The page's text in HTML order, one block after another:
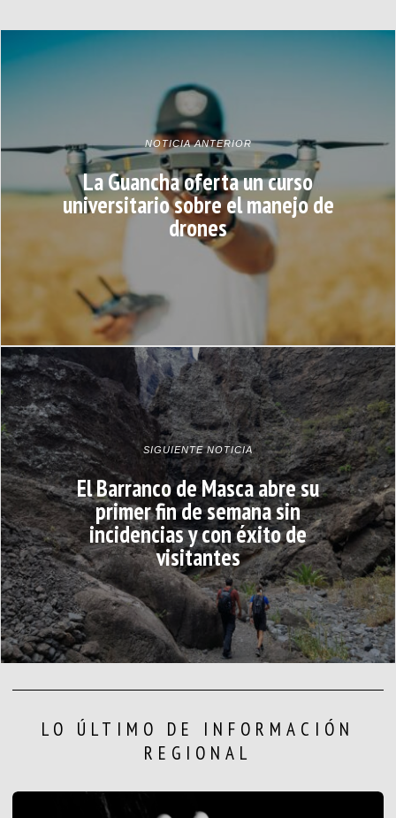
NOTICIA ANTERIOR
La Guancha oferta un curso
universitario sobre el manejo de
drones
SIGUIENTE NOTICIA
El Barranco de Masca abre su
primer fin de semana sin
incidencias y con éxito de
visitantes
LO ÚLTIMO DE INFORMACIÓN
REGIONAL